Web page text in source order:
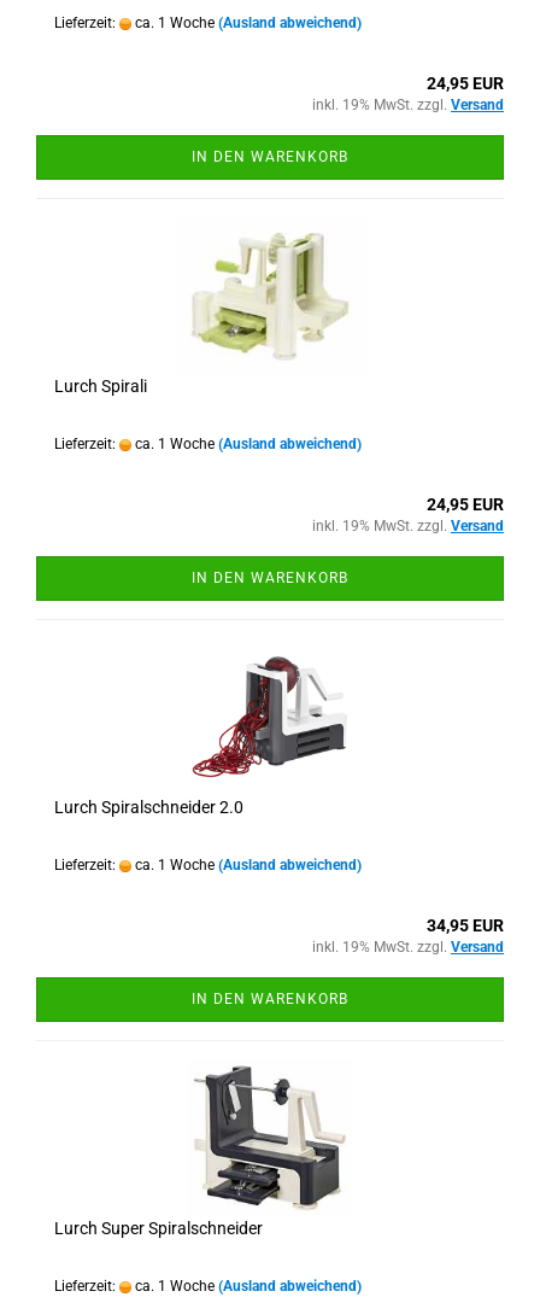
Lieferzeit: ca. 1 Woche (Ausland abweichend)
24,95 EUR
inkl. 19% MwSt. zzgl. Versand
IN DEN WARENKORB
Lurch Spirali
Lieferzeit: ca. 1 Woche (Ausland abweichend)
24,95 EUR
inkl. 19% MwSt. zzgl. Versand
IN DEN WARENKORB
Lurch Spiralschneider 2.0
Lieferzeit: ca. 1 Woche (Ausland abweichend)
34,95 EUR
inkl. 19% MwSt. zzgl. Versand
IN DEN WARENKORB
Lurch Super Spiralschneider
Lieferzeit: ca. 1 Woche (Ausland abweichend)